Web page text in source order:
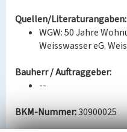
Quellen/Literaturangaben:
WGW: 50 Jahre
Weisswasser eG.
Bauherr / Auftraggeber:
--
BKM-Nummer:30900025